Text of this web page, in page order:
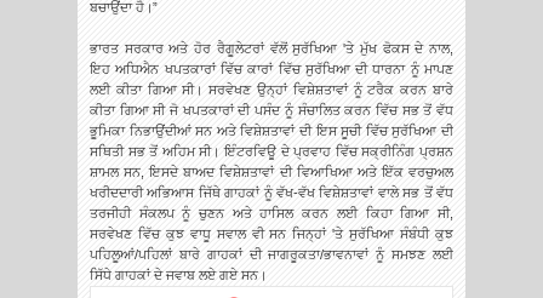
ਬਚਾਉਂਦਾ ਹੈ।”
ਭਾਰਤ ਸਰਕਾਰ ਅਤੇ ਹੋਰ ਰੈਗੂਲੇਟਰਾਂ ਵੱਲੋਂ ਸੁਰੱਖਿਆ 'ਤੇ ਮੁੱਖ ਫੋਕਸ ਦੇ ਨਾਲ,
ਇਹ ਅਧਿਐਨ ਖਪਤਕਾਰਾਂ ਵਿੱਚ ਕਾਰਾਂ ਵਿੱਚ ਸੁਰੱਖਿਆ ਦੀ ਧਾਰਨਾ ਨੂੰ ਮਾਪਣ
ਲਈ ਕੀਤਾ ਗਿਆ ਸੀ। ਸਰਵੇਖਣ ਉਨ੍ਹਾਂ ਵਿਸ਼ੇਸ਼ਤਾਵਾਂ ਨੂੰ ਟਰੈਕ ਕਰਨ ਬਾਰੇ
ਕੀਤਾ ਗਿਆ ਸੀ ਜੋ ਖਪਤਕਾਰਾਂ ਦੀ ਪਸੰਦ ਨੂੰ ਸੰਚਾਲਿਤ ਕਰਨ ਵਿੱਚ ਸਭ ਤੋਂ ਵੱਧ
ਭੂਮਿਕਾ ਨਿਭਾਉਂਦੀਆਂ ਸਨ ਅਤੇ ਵਿਸ਼ੇਸ਼ਤਾਵਾਂ ਦੀ ਇਸ ਸੂਚੀ ਵਿੱਚ ਸੁਰੱਖਿਆ ਦੀ
ਸਥਿਤੀ ਸਭ ਤੋਂ ਅਹਿਮ ਸੀ। ਇੰਟਰਵਿਊ ਦੇ ਪ੍ਰਵਾਹ ਵਿੱਚ ਸਕ੍ਰੀਨਿੰਗ ਪ੍ਰਸ਼ਨ
ਸ਼ਾਮਲ ਸਨ, ਇਸਦੇ ਬਾਅਦ ਵਿਸ਼ੇਸ਼ਤਾਵਾਂ ਦੀ ਵਿਆਖਿਆ ਅਤੇ ਇੱਕ ਵਰਚੁਅਲ
ਖਰੀਦਦਾਰੀ ਅਭਿਆਸ ਜਿੱਥੇ ਗਾਹਕਾਂ ਨੂੰ ਵੱਖ-ਵੱਖ ਵਿਸ਼ੇਸ਼ਤਾਵਾਂ ਵਾਲੇ ਸਭ ਤੋਂ ਵੱਧ
ਤਰਜੀਹੀ ਸੰਕਲਪ ਨੂੰ ਚੁਣਨ ਅਤੇ ਹਾਸਿਲ ਕਰਨ ਲਈ ਕਿਹਾ ਗਿਆ ਸੀ,
ਸਰਵੇਖਣ ਵਿੱਚ ਕੁਝ ਵਾਧੂ ਸਵਾਲ ਵੀ ਸਨ ਜਿਨ੍ਹਾਂ 'ਤੇ ਸੁਰੱਖਿਆ ਸੰਬੰਧੀ ਕੁਝ
ਪਹਿਲੂਆਂ/ਪਹਿਲਾਂ ਬਾਰੇ ਗਾਹਕਾਂ ਦੀ ਜਾਗਰੂਕਤਾ/ਭਾਵਨਾਵਾਂ ਨੂੰ ਸਮਝਣ ਲਈ
ਸਿੱਧੇ ਗਾਹਕਾਂ ਦੇ ਜਵਾਬ ਲਏ ਗਏ ਸਨ।